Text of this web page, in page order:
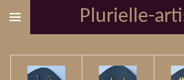
Passer
principal
Plurielle-